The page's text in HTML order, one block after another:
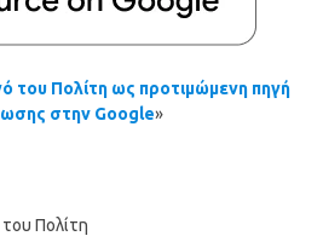
του Πολίτη ως προτιμώμενη πηγή
στην Google»
Πολίτη